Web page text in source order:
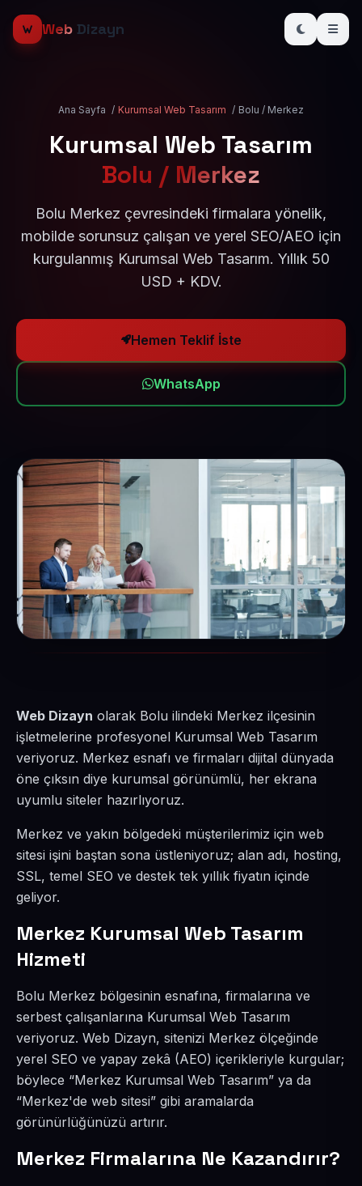
Web Dizayn
Ana Sayfa / Kurumsal Web Tasarım / Bolu / Merkez
Kurumsal Web Tasarım
Bolu / Merkez
Bolu Merkez çevresindeki firmalara yönelik,
mobilde sorunsuz çalışan ve yerel SEO/AEO için
kurgulanmış Kurumsal Web Tasarım. Yıllık 50
USD + KDV.
Hemen Teklif İste
WhatsApp
Web Dizayn olarak Bolu ilindeki Merkez ilçesinin
işletmelerine profesyonel Kurumsal Web Tasarım
veriyoruz. Merkez esnafı ve firmaları dijital dünyada
öne çıksın diye kurumsal görünümlü, her ekrana
uyumlu siteler hazırlıyoruz.
Merkez ve yakın bölgedeki müşterilerimiz için web
sitesi işini baştan sona üstleniyoruz; alan adı, hosting,
SSL, temel SEO ve destek tek yıllık fiyatın içinde
geliyor.
Merkez Kurumsal Web Tasarım
Hizmeti
Bolu Merkez bölgesinin esnafına, firmalarına ve
serbest çalışanlarına Kurumsal Web Tasarım
veriyoruz. Web Dizayn, sitenizi Merkez ölçeğinde
yerel SEO ve yapay zekâ (AEO) içerikleriyle kurgular;
böylece “Merkez Kurumsal Web Tasarım” ya da
“Merkez'de web sitesi” gibi aramalarda
görünürlüğünüzü artırır.
Merkez Firmalarına Ne Kazandırır?